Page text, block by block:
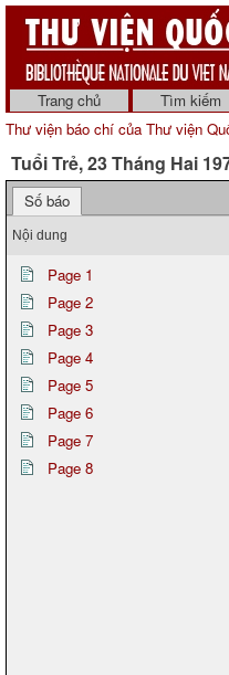
Trang chủ Tìm kiếm
Thư viện báo chí của Thư viện
Tuổi Trẻ, 23 Tháng Hai
Số báo
Nội dung
Page 1
Page 2
Page 3
Page 4
Page 5
Page 6
Page 7
Page 8